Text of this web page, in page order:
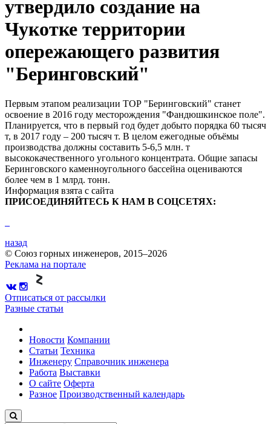
утвердило создание на
Чукотке территории
опережающего развития
"Беринговский"
Первым этапом реализации ТОР "Беринговский" станет
освоение в 2016 году месторождения "Фандюшкинское поле".
Планируется, что в первый год будет добыто порядка 60 тысяч
т, в 2017 году – 200 тысяч т. В целом ежегодные объёмы
производства должны составить 5-6,5 млн. т
высококачественного угольного концентрата. Общие запасы
Беринговского каменноугольного бассейна оцениваются
более чем в 1 млрд. тонн.
Информация взята с сайта
ПРИСОЕДИНЯЙТЕСЬ К НАМ В СОЦСЕТЯХ:
назад
© Союз горных инженеров, 2015–2026
Реклама на портале
Отписаться от рассылки
Разные статьи
Новости Компании
Статьи Техника
Инженеру Справочник инженера
Работа Выставки
О сайте Оферта
Разное Производственный календарь